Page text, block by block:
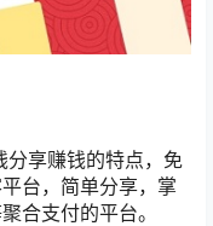
分享赚钱的特点，免
台，简单分享，掌
合支付的平台。